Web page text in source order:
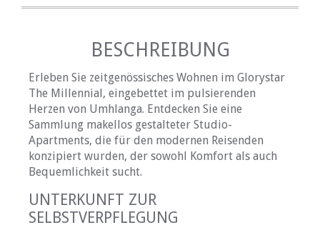
BESCHREIBUNG
Erleben Sie zeitgenössisches Wohnen im Glorystar
The Millennial, eingebettet im pulsierenden
Herzen von Umhlanga. Entdecken Sie eine
Sammlung makellos gestalteter Studio-
Apartments, die für den modernen Reisenden
konzipiert wurden, der sowohl Komfort als auch
Bequemlichkeit sucht.
UNTERKUNFT ZUR
SELBSTVERPFLEGUNG